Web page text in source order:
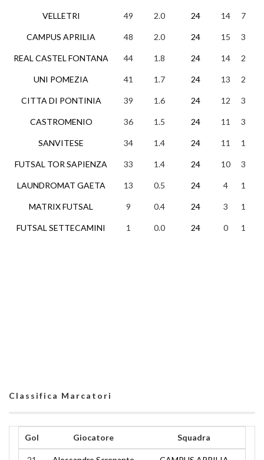
VELLETRI
CAMPUS APRILIA
REAL CASTEL FONTANA
UNI POMEZIA
CITTA DI PONTINIA
CASTROMENIO
SANVITESE
FUTSAL TOR SAPIENZA
LAUNDROMAT GAETA
MATRIX FUTSAL
FUTSAL SETTECAMINI
49 2.0 24 14 7
48 2.0 24 15 3
44 1.8 24 14 2
41 1.7 24 13 2
39 1.6 24 12 3
36 1.5 24 11 3
34 1.4 24 11 1
33 1.4 24 10 3
13 0.5 24 4 1
9 0.4 24 3 1
1 0.0 24 0 1
Classifica Marcatori
Gol Giocatore Squadra